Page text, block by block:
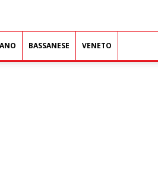
BASSANESE VENETO